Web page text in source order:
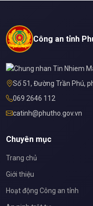
Công an tỉnh
Số 51, Đường Trần Phú,
069 2646 112
catinh@phutho.gov.vn
Chuyên mục
Trang chủ
Giới thiệu
Hoạt động Công an tỉnh